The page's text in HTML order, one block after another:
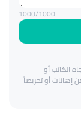
1000/1000
الكاتب أو
إهانات أو تحريضاً